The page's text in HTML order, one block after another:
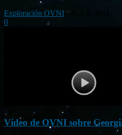
Exploración OVNI -
0
Vídeo de OVNI sobre